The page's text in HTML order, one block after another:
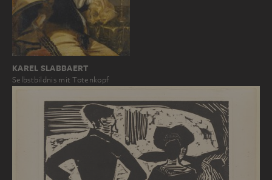
KAREL SLABBAERT
Selbstbildnis mit Totenkopf